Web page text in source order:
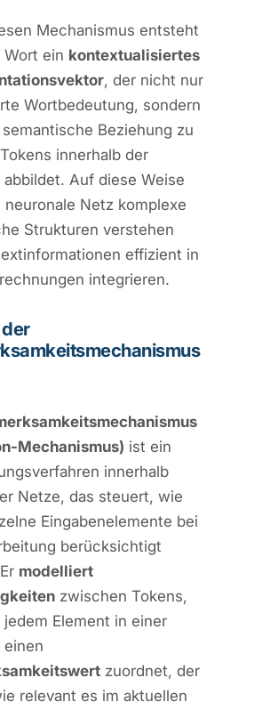
Mechanismus entsteht
ein kontextualisiertes
, der nicht nur
Wortbedeutung, sondern
Beziehung zu
innerhalb der
abbildet. Auf diese Weise
neuronale Netz komplexe
Strukturen verstehen
effizient in
integrieren.
Mechanismus) ist ein
innerhalb
Netze, das steuert, wie
Eingabenelemente bei
berücksichtigt
modelliert
zwischen Tokens,
jedem Element in einer
einen
zuordnet, der
relevant es im aktuellen